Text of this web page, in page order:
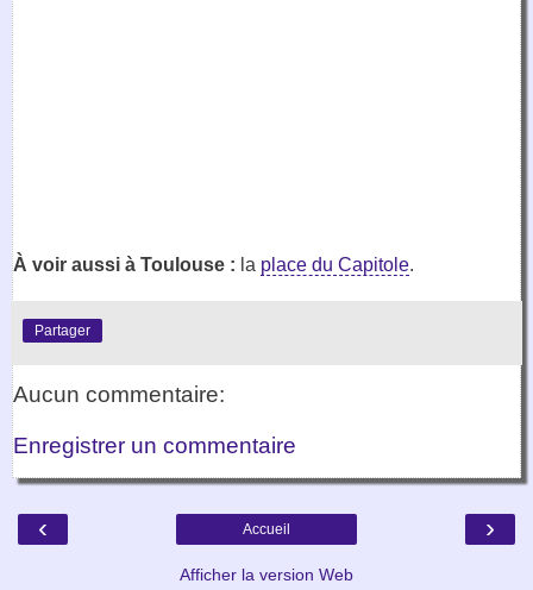
À voir aussi à Toulouse : la place du Capitole.
Partager
Aucun commentaire:
Enregistrer un commentaire
‹ ›
Accueil
Afficher la version Web